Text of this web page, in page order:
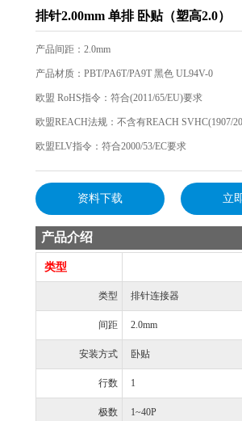
排针2.00mm 单排 卧贴（塑高2.0）
产品间距：2.0mm
产品材质：PBT/PA6T/PA9T 黑色 UL94V-0
欧盟 RoHS指令：符合(2011/65/EU)要求
欧盟REACH法规：不含有REACH SVHC(1907/
欧盟ELV指令：符合2000/53/EC要求
资料下载 立
产品介绍
类型
类型 排针连接器
间距 2.0mm
安装方式 卧贴
行数 1
极数 1~40P